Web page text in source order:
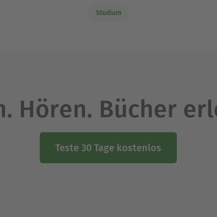
Studium
Hören. Bücher
Teste 30 Tage kostenlos